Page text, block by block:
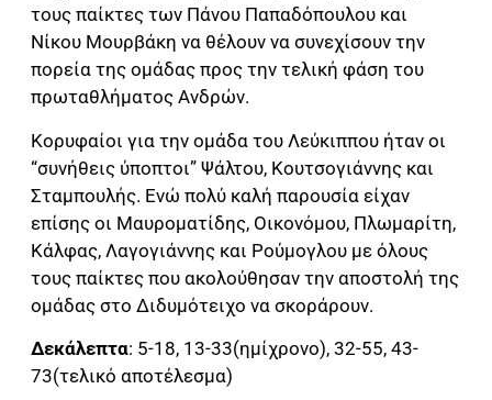
τους παίκτες των Πάνου Παπαδόπουλου και
Νίκου Μουρβάκη να θέλουν να συνεχίσουν την
πορεία της ομάδας προς την τελική φάση του
πρωταθλήματος Ανδρών.
Κορυφαίοι για την ομάδα του Λεύκιππου ήταν οι
“συνήθεις ύποπτοι” Ψάλτου, Κουτσογιάννης και
Σταμπουλής. Ενώ πολύ καλή παρουσία είχαν
επίσης οι Μαυροματίδης, Οικονόμου, Πλωμαρίτη,
Κάλφας, Λαγογιάννης και Ρούμογλου με όλους
τους παίκτες που ακολούθησαν την αποστολή της
ομάδας στο Διδυμότειχο να σκοράρουν.
Δεκάλεπτα: 5-18, 13-33(ημίχρονο), 32-55, 43-
73(τελικό αποτέλεσμα)